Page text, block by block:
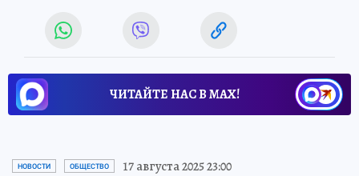
ЧИТАЙТЕ НАС В МАХ!
НОВОСТИ ОБЩЕСТВО 17 августа 2025 23:00